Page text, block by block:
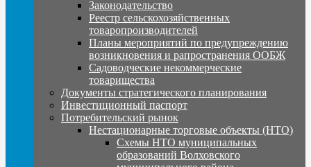
Законодательство
Реестр сельскохозяйственных
товаропроизводителей
Планы мероприятий по предупреждению
возникновения и рапространения ООБЖ
Садоводческие некоммерческие
товарищества
Документы стратегического планирования
Инвестиционный паспорт
Потребительский рынок
Нестационарные торговые объекты (НТО)
Схемы НТО муниципальных
образований Волховского